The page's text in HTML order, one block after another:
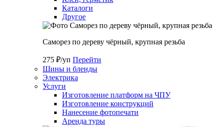
Каталоги
Другое
Саморез по дереву чёрный, крупная резьба
275 ₽/уп Перейти
Шины и бленды
Электрика
Услуги
Изготовление платформ на ЧПУ
Изготовление конструкций
Нанесение фотопечати
Аренда туры